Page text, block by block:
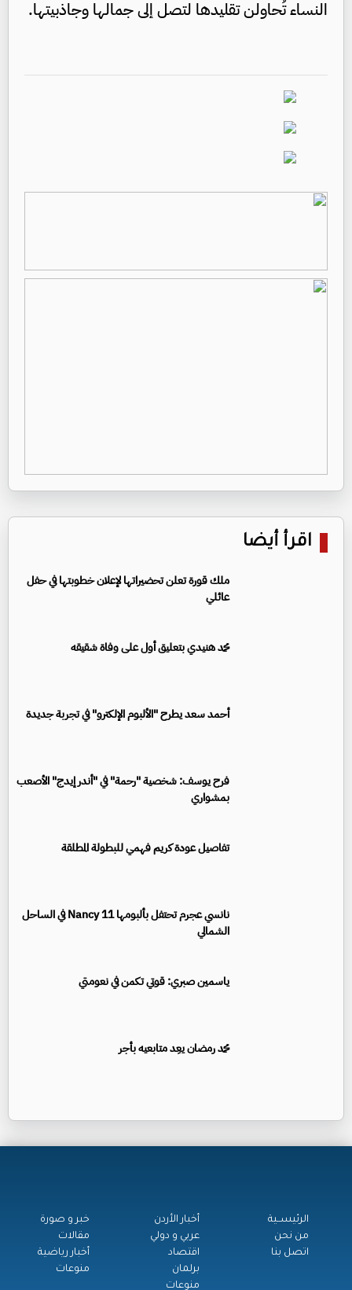
النساء تُحاولن تقليدها لتصل إلى جمالها وجاذبيتها.
اقرأ أيضا
ملك قورة تعلن تحضيراتها لإعلان خطوبتها في حفل
عائلي
محمد هنيدي بتعليق أول على وفاة شقيقه
أحمد سعد يطرح "الألبوم الإلكترو" في تجربة جديدة
فرح يوسف: شخصية "رحمة" في "أندر إيدج" الأصعب
بمشواري
تفاصيل عودة كريم فهمي للبطولة المطلقة
نانسي عجرم تحتفل بألبومها Nancy 11 في الساحل
الشمالي
ياسمين صبري: قوتي تكمن في نعومتي
محمد رمضان يعِد متابعيه بأجر
الرئيســية
من نحن
اتصل بنا
أخبار الأردن
عربي و دولي
اقتصاد
برلمان
منوعات
خبر و صورة
مقالات
أخبار رياضية
منوعات